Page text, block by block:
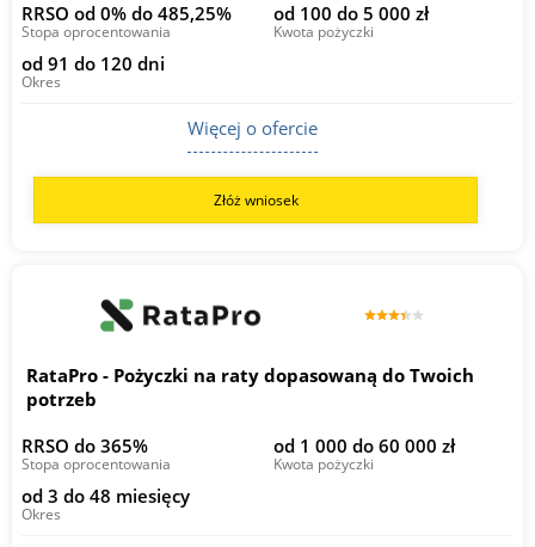
RRSO od 0% do 485,25%
Stopa oprocentowania
od 100 do 5 000 zł
Kwota pożyczki
od 91 do 120 dni
Okres
Więcej o ofercie
Złóż wniosek
RataPro - Pożyczki na raty dopasowaną do Twoich
potrzeb
RRSO do 365%
Stopa oprocentowania
od 1 000 do 60 000 zł
Kwota pożyczki
od 3 do 48 miesięcy
Okres